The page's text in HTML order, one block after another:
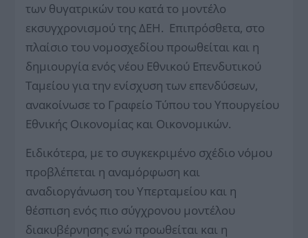
των θυγατρικών του κατά το μοντέλο
εκσυγχρονισμού της ΔΕΗ. Επιπρόσθετα, στο
πλαίσιο του νομοσχεδίου προωθείται και η
δημιουργία ενός νέου Εθνικού Επενδυτικού
Ταμείου για την ενίσχυση των επενδύσεων,
ανακοίνωσε το Γραφείο Τύπου του Υπουργείου
Εθνικής Οικονομίας και Οικονομικών.
Ειδικότερα, με το συγκεκριμένο σχέδιο νόμου
προβλέπεται η αναμόρφωση και
αναδιοργάνωση του Υπερταμείου και η
θέσπιση ενός πιο σύγχρονου μοντέλου
διακυβέρνησης ενώ προωθείται και η